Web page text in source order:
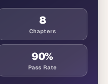
8
Chapters
90%
Pass Rate